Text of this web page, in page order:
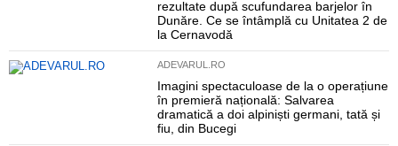
rezultate după scufundarea barjelor în
Dunăre. Ce se întâmplă cu Unitatea 2 de
la Cernavodă
ADEVARUL.RO
Imagini spectaculoase de la o operațiune
în premieră națională: Salvarea
dramatică a doi alpiniști germani, tată și
fiu, din Bucegi